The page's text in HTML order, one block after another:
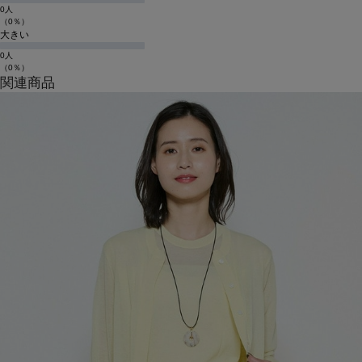
0人
（0％）
大きい
0人
（0％）
関連商品